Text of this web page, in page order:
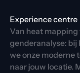
Experience centre
Van heat
genderanalyse: bij
we onze moderne
naar jouw locatie.